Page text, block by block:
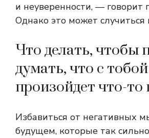
и неуверенности, — говорит
Однако это может случиться
Что делать, чтобы
думать, что с тобой
произойдет что-то
Избавиться от негативных
будущем, которые так